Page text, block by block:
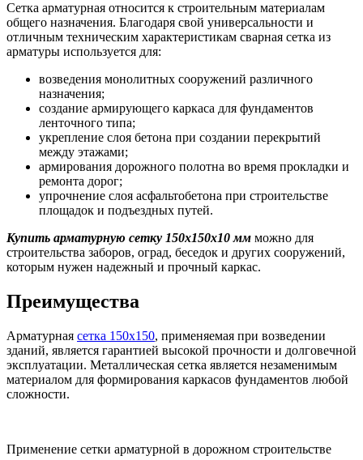
Сетка арматурная относится к строительным материалам
общего назначения. Благодаря свой универсальности и
отличным техническим характеристикам сварная сетка из
арматуры используется для:
возведения монолитных сооружений различного
назначения;
создание армирующего каркаса для фундаментов
ленточного типа;
укрепление слоя бетона при создании перекрытий
между этажами;
армирования дорожного полотна во время прокладки и
ремонта дорог;
упрочнение слоя асфальтобетона при строительстве
площадок и подъездных путей.
Купить арматурную сетку 150х150х10 мм можно для
строительства заборов, оград, беседок и других сооружений,
которым нужен надежный и прочный каркас.
Преимущества
Арматурная сетка 150х150, применяемая при возведении
зданий, является гарантией высокой прочности и долговечной
эксплуатации. Металлическая сетка является незаменимым
материалом для формирования каркасов фундаментов любой
сложности.
Применение сетки арматурной в дорожном строительстве